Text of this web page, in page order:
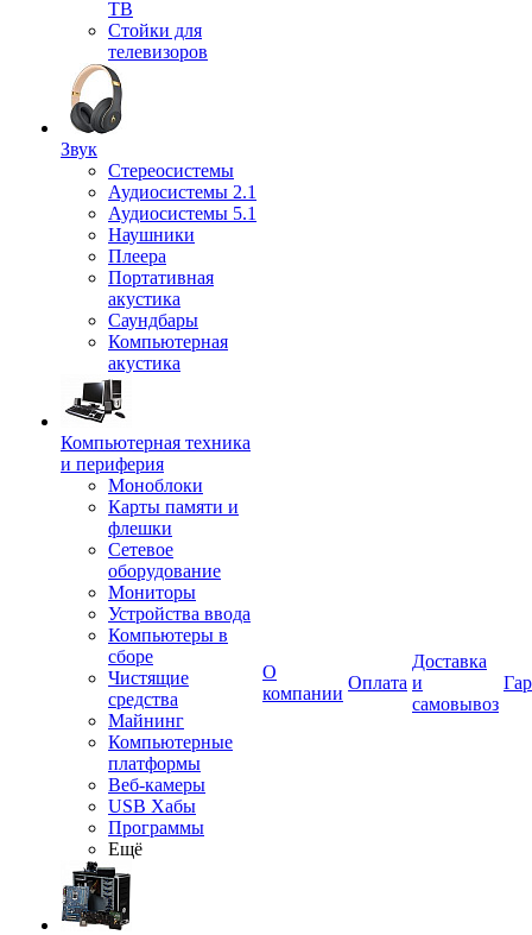
ТВ
Стойки для
телевизоров
Звук
Стереосистемы
Аудиосистемы 2.1
Аудиосистемы 5.1
Наушники
Плеера
Портативная
акустика
Саундбары
Компьютерная
акустика
Компьютерная техника
и периферия
Моноблоки
Карты памяти и
флешки
Сетевое
оборудование
Мониторы
Устройства ввода
Компьютеры в
сборе
Чистящие
средства
Майнинг
Компьютерные
платформы
Веб-камеры
USB Хабы
Программы
Ещё
О
компании
Оплата
Доставка
и
самовывоз